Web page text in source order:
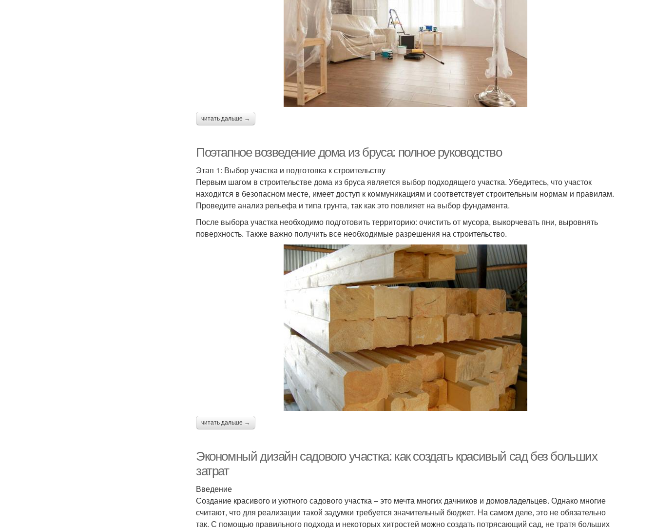
читать дальше →
Поэтапное возведение дома из бруса: полное руководство
Этап 1: Выбор участка и подготовка к строительству
Первым шагом в строительстве дома из бруса является выбор подходящего участка. Убедитесь, что участок
находится в безопасном месте, имеет доступ к коммуникациям и соответствует строительным нормам и правилам.
Проведите анализ рельефа и типа грунта, так как это повлияет на выбор фундамента.
После выбора участка необходимо подготовить территорию: очистить от мусора, выкорчевать пни, выровнять
поверхность. Также важно получить все необходимые разрешения на строительство.
читать дальше →
Экономный дизайн садового участка: как создать красивый сад без больших
затрат
Введение
Создание красивого и уютного садового участка – это мечта многих дачников и домовладельцев. Однако многие
считают, что для реализации такой задумки требуется значительный бюджет. На самом деле, это не обязательно
так. С помощью правильного подхода и некоторых хитростей можно создать потрясающий сад, не тратя больших